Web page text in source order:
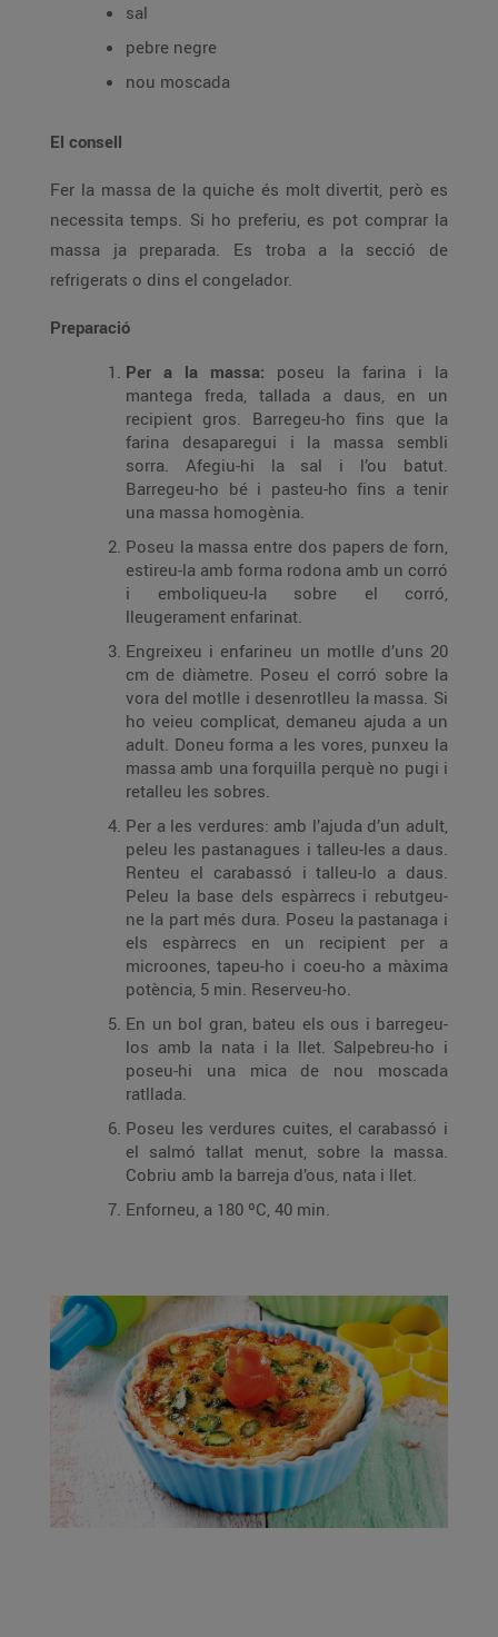
sal
pebre negre
nou moscada
El consell
Fer la massa de la quiche és molt divertit, però es
necessita temps. Si ho preferiu, es pot comprar la
massa ja preparada. Es troba a la secció de
refrigerats o dins el congelador.
Preparació
Per a la massa: poseu la farina i la
mantega freda, tallada a daus, en un
recipient gros. Barregeu-ho fins que la
farina desaparegui i la massa sembli
sorra. Afegiu-hi la sal i l’ou batut.
Barregeu-ho bé i pasteu-ho fins a tenir
una massa homogènia.
Poseu la massa entre dos papers de forn,
estireu-la amb forma rodona amb un corró
i emboliqueu-la sobre el corró,
lleugerament enfarinat.
Engreixeu i enfarineu un motlle d’uns 20
cm de diàmetre. Poseu el corró sobre la
vora del motlle i desenrotlleu la massa. Si
ho veieu complicat, demaneu ajuda a un
adult. Doneu forma a les vores, punxeu la
massa amb una forquilla perquè no pugi i
retalleu les sobres.
Per a les verdures: amb l’ajuda d’un adult,
peleu les pastanagues i talleu-les a daus.
Renteu el carabassó i talleu-lo a daus.
Peleu la base dels espàrrecs i rebutgeu-
ne la part més dura. Poseu la pastanaga i
els espàrrecs en un recipient per a
microones, tapeu-ho i coeu-ho a màxima
potència, 5 min. Reserveu-ho.
En un bol gran, bateu els ous i barregeu-
los amb la nata i la llet. Salpebreu-ho i
poseu-hi una mica de nou moscada
ratllada.
Poseu les verdures cuites, el carabassó i
el salmó tallat menut, sobre la massa.
Cobriu amb la barreja d’ous, nata i llet.
Enforneu, a 180 ºC, 40 min.